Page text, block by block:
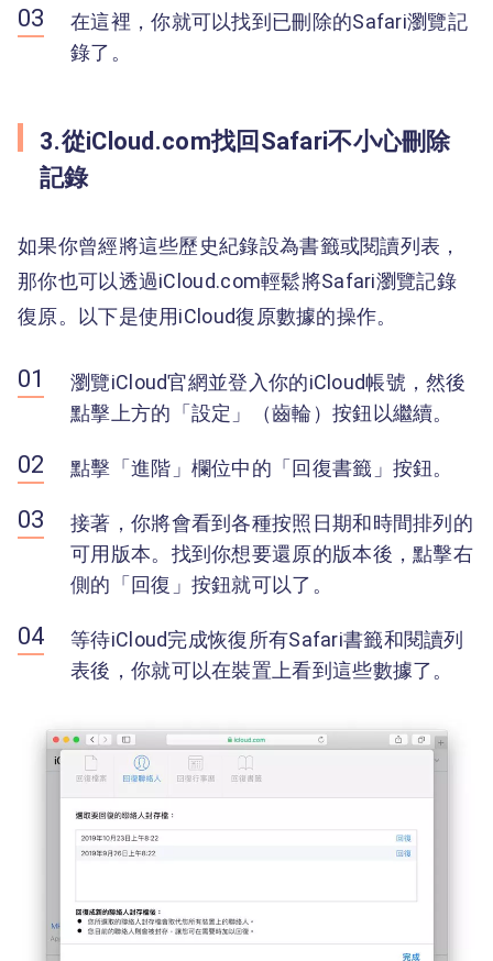
在這裡，你就可以找到已刪除的Safari瀏覽記
錄了。
3.從iCloud.com找回Safari不小心刪除
記錄
如果你曾經將這些歷史紀錄設為書籤或閱讀列表，
那你也可以透過iCloud.com輕鬆將Safari瀏覽記錄
復原。以下是使用iCloud復原數據的操作。
瀏覽iCloud官網並登入你的iCloud帳號，然後
點擊上方的「設定」（齒輪）按鈕以繼續。
點擊「進階」欄位中的「回復書籤」按鈕。
接著，你將會看到各種按照日期和時間排列的
可用版本。找到你想要還原的版本後，點擊右
側的「回復」按鈕就可以了。
等待iCloud完成恢復所有Safari書籤和閱讀列
表後，你就可以在裝置上看到這些數據了。